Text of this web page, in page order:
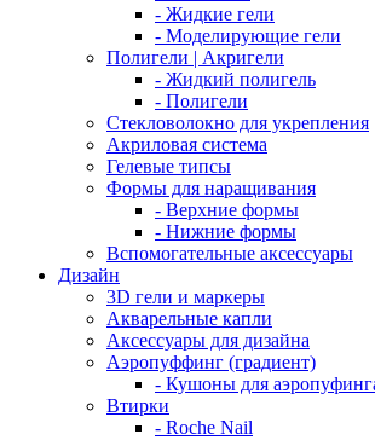
- Жидкие гели
- Моделирующие гели
Полигели | Акригели
- Жидкий полигель
- Полигели
Стекловолокно для укрепления
Акриловая система
Гелевые типсы
Формы для наращивания
- Верхние формы
- Нижние формы
Вспомогательные аксессуары
Дизайн
3D гели и маркеры
Акварельные капли
Аксессуары для дизайна
Аэропуффинг (градиент)
- Кушоны для
Втирки
- Roche Nail